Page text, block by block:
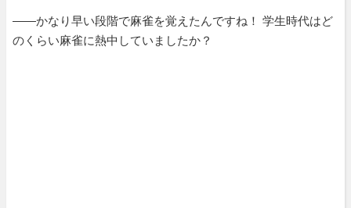
――かなり早い段階で麻雀を覚えたんですね！ 学生時代はど
のくらい麻雀に熱中していましたか？